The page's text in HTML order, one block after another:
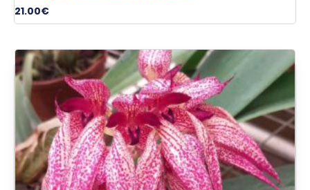
21.00€